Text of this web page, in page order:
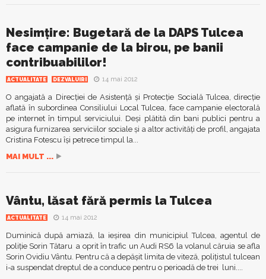
Nesimțire: Bugetară de la DAPS Tulcea
face campanie de la birou, pe banii
contribuabililor!
ACTUALITATE DEZVALUIRI 14 mai 2012
O angajată a Direcției de Asistență și Protecție Socială Tulcea, direcție
aflată în subordinea Consiliului Local Tulcea, face campanie electorală
pe internet în timpul serviciului. Deși plătită din bani publici pentru a
asigura furnizarea serviciilor sociale și a altor activități de profil, angajata
Cristina Fotescu își petrece timpul la...
MAI MULT ...
Vântu, lăsat fără permis la Tulcea
ACTUALITATE 14 mai 2012
Duminică după amiază, la ieşirea din municipiul Tulcea, agentul de
poliţie Sorin Tătaru a oprit în trafic un Audi RS6 la volanul căruia se afla
Sorin Ovidiu Vântu. Pentru că a depăşit limita de viteză, poliţistul tulcean
i-a suspendat dreptul de a conduce pentru o perioadă de trei luni....